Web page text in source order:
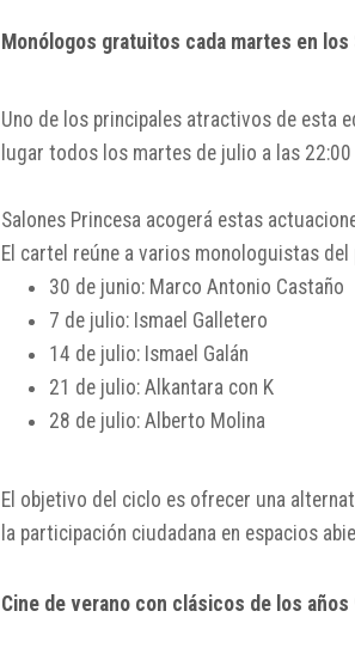
Monólogos gratuitos cada martes en
Uno de los principales atractivos de esta
lugar todos los martes de julio a las
Salones Princesa acogerá estas
El cartel reúne a varios monologuistas del
30 de junio: Marco Antonio Castaño
7 de julio: Ismael Galletero
14 de julio: Ismael Galán
21 de julio: Alkantara con K
28 de julio: Alberto Molina
El objetivo del ciclo es ofrecer una
la participación ciudadana en espacios
Cine de verano con clásicos de los años